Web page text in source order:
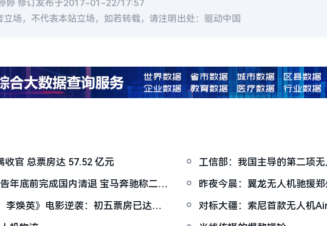
婷修订发布于2017-01-22/17:57
立场，不代表本站立场，如若转载，请注明出处：驱动中国
收官 总票房达 57.52 亿元
工信部：我国主导的第二项
年底前完成国内清退 宝马奔驰称二手
动
昨夜今晨：翼龙无人机驰援
李焕英》电影逆袭：初五票房已达唐
对标大疆：索尼首款无人机